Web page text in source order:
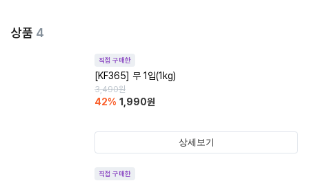
상품 4
직접 구매한
[KF365] 무 1입(1kg)
3,490원
42% 1,990원
상세보기
직접 구매한